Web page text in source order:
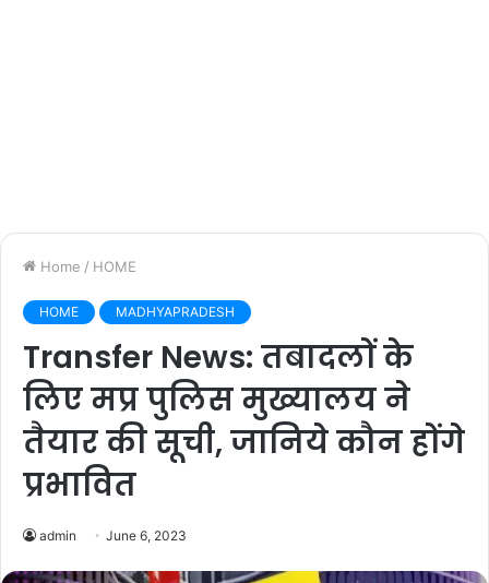
Home / HOME
HOME MADHYAPRADESH
Transfer News: तबादलों के
लिए मप्र पुलिस मुख्यालय ने
तैयार की सूची, जानिये कौन होंगे
प्रभावित
admin June 6, 2023